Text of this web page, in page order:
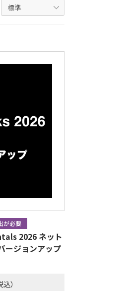
が必要
2026 ネット
ージョンアップ
）